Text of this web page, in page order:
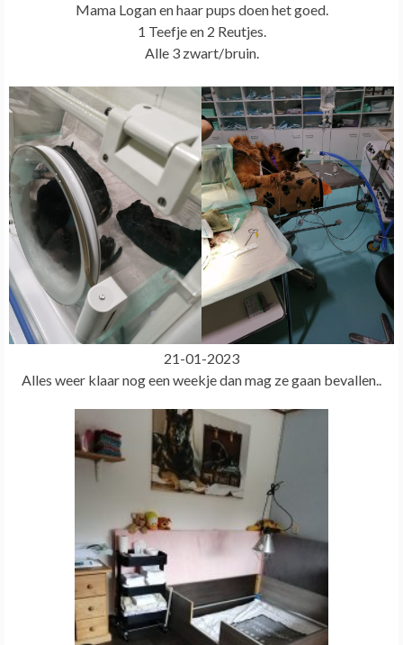
Mama Logan en haar pups doen het goed.
1 Teefje en 2 Reutjes.
Alle 3 zwart/bruin.
21-01-2023
Alles weer klaar nog een weekje dan mag ze gaan bevallen..